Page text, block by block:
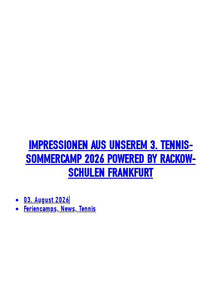
IMPRESSIONEN AUS UNSEREM 3. TENNIS-
SOMMERCAMP 2026 POWERED BY RACKOW-
SCHULEN FRANKFURT
03. August 2026
Feriencamps, News, Tennis